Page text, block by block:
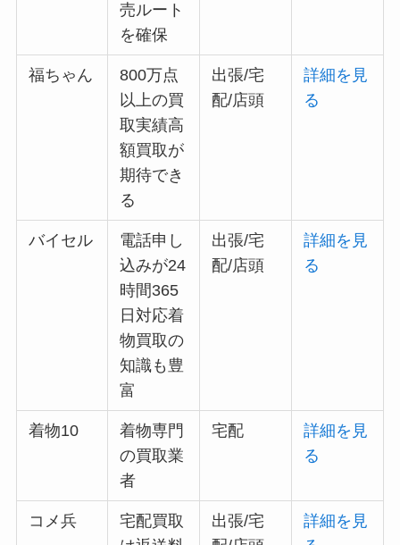
売ルート
を確保
福ちゃん
800万点
以上の買
取実績高
額買取が
期待でき
る
出張/宅
配/店頭
詳細を見
る
バイセル
電話申し
込みが24
時間365
日対応着
物買取の
知識も豊
富
出張/宅
配/店頭
詳細を見
る
着物10
着物専門
の買取業
者
宅配
詳細を見
る
コメ兵
宅配買取
出張/宅
詳細を見